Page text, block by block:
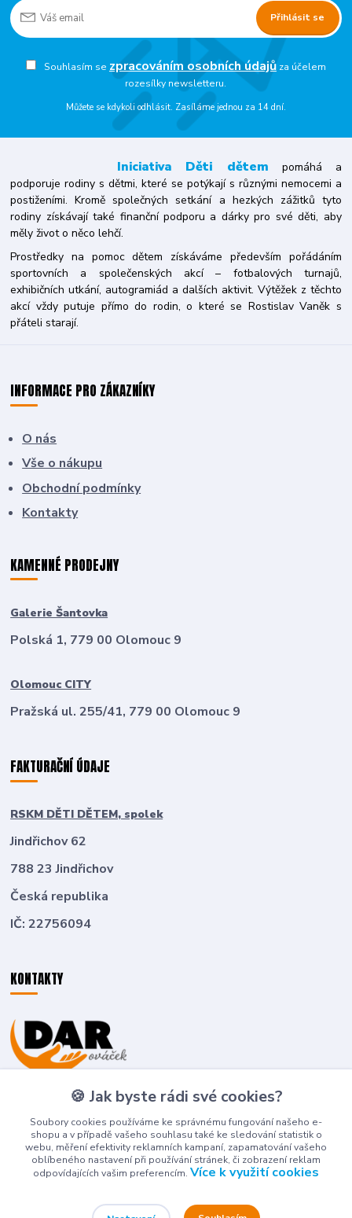
Přihlásit se
Souhlasím se zpracováním osobních údajůza účelem
rozesílky newsletteru.
Můžete se kdykoli odhlásit. Zasíláme jednou za 14 dní.
Iniciativa Děti dětem pomáhá a
podporuje rodiny s dětmi, které se potýkají s různými nemocemi a
postiženími. Kromě společných setkání a hezkých zážitků tyto
rodiny získávají také finanční podporu a dárky pro své děti, aby
měly život o něco lehčí.
Prostředky na pomoc dětem získáváme především pořádáním
sportovních a společenských akcí – fotbalových turnajů,
exhibičních utkání, autogramiád a dalších aktivit. Výtěžek z těchto
akcí vždy putuje přímo do rodin, o které se Rostislav Vaněk s
přáteli starají.
INFORMACE PRO ZÁKAZNÍKY
O nás
Vše o nákupu
Obchodní podmínky
Kontakty
KAMENNÉ PRODEJNY
Galerie Šantovka
Polská 1, 779 00 Olomouc 9
Olomouc CITY
Pražská ul. 255/41, 779 00 Olomouc 9
FAKTURAČNÍ ÚDAJE
RSKM DĚTI DĚTEM, spolek
Jindřichov 62
788 23 Jindřichov
Česká republika
IČ: 22756094
KONTAKTY
+420 774 636 266
deti-detem@seznam.cz
🍪 Jak byste rádi své cookies?
Soubory cookies používáme ke správnému fungování našeho e-
shopu a v případě vašeho souhlasu také ke sledování statistik o
webu, měření efektivity reklamních kampaní, zapamatování vašeho
oblíbeného nastavení při používání stránek, či zobrazení reklam
odpovídajících vašim preferencím. Více k využití cookies